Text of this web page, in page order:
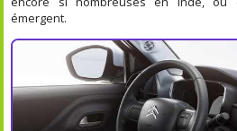
émergent.